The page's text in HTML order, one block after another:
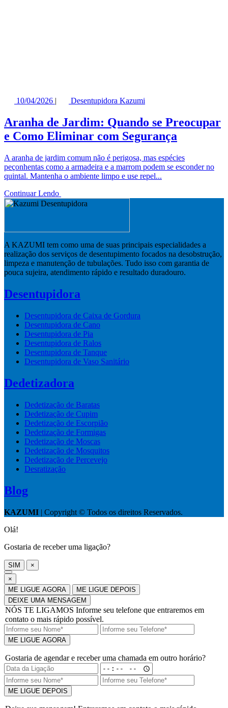
10/04/2026 | Desentupidora Kazumi
Aranha de Jardim: Quando se Preocupar
e Como Eliminar com Segurança
A aranha de jardim comum não é perigosa, mas espécies
peçonhentas como a armadeira e a marrom podem se esconder no
quintal. Mantenha o ambiente limpo e use repel...
Continuar Lendo
A KAZUMI tem como uma de suas principais especialidades a
realização dos serviços de desentupimento focados na desobstrução,
limpeza e manutenção de tubulações. Tudo isso com garantia de
pouca sujeira, atendimento rápido e resultado duradouro.
Desentupidora
Desentupidora de Caixa de Gordura
Desentupidora de Cano
Desentupidora de Pia
Desentupidora de Ralos
Desentupidora de Tanque
Desentupidora de Vaso Sanitário
Dedetizadora
Dedetização de Baratas
Dedetização de Cupim
Dedetização de Escorpião
Dedetização de Formigas
Dedetização de Moscas
Dedetização de Mosquitos
Dedetização de Percevejo
Desratização
Blog
KAZUMI | Copyright © Todos os direitos Reservados.
Olá!
Gostaria de receber uma ligação?
SIM
×
×
ME LIGUE AGORA
ME LIGUE DEPOIS
DEIXE UMA MENSAGEM
NÓS TE LIGAMOS Informe seu telefone que entraremos em
contato o mais rápido possível.
ME LIGUE AGORA
Gostaria de agendar e receber uma chamada em outro horário?
ME LIGUE DEPOIS